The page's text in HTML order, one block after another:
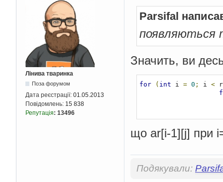
}
}
for (int i =
for
(int
                cout
}
}
down \nchoice:"
        cin
>> cho
}
}
}
for
(;
if
(cho == 1)
            cin
>>
for (int
}
for (int
for
                cout
            cout
<<
Лінива тваринка
Поза форумом
Дата реєстрації: 01.05.2013
Повідомлень: 15 838
Репутація: 13496
Parsifal
появляються
Значить, ви
for ( int i = 0 ; i <
що ar[i-1][j] при
Подякували: